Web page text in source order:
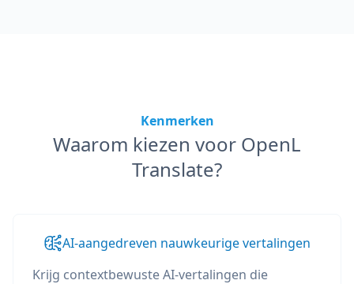
Kenmerken
Waarom kiezen voor OpenL
Translate?
AI-aangedreven nauwkeurige vertalingen
Krijg contextbewuste AI-vertalingen die